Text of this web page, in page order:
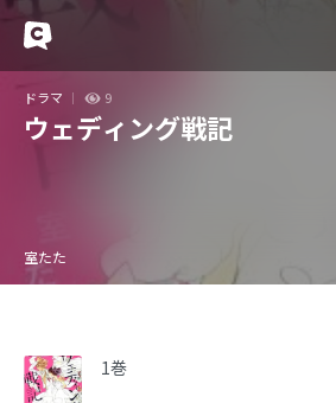
ドラマ 9
ウェディング戦記
室たた
1巻